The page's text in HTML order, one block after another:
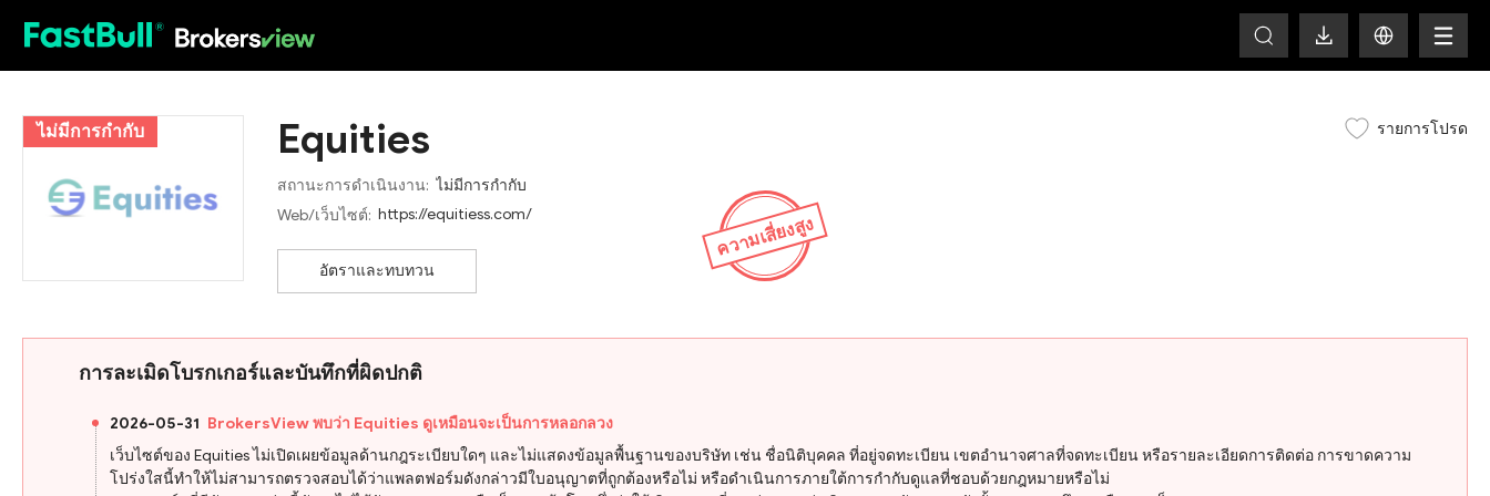
ไม่มีการกำกับ รายการโปรด
Equities
สถานะการดำเนินงาน: ไม่มีการกำกับ
Web/เว็บไซต์: https://equitiess.com/
อัตราและทบทวน
ความเสี่ยงสูง
การละเมิดโบรกเกอร์และบันทึกที่ผิดปกติ
2026-05-31 BrokersView พบว่า Equities ดูเหมือนจะเป็นการหลอกลวง
เว็บไซต์ของ Equities ไม่เปิดเผยข้อมูลด้านกฎระเบียบใดๆ และไม่แสดงข้อมูลพื้นฐานของบริษัท เช่น ชื่อนิติบุคคล ที่อยู่จดทะเบียน เขตอำนาจศาลที่จดทะเบียน หรือรายละเอียดการติดต่อ การขาดความ
โปร่งใสนี้ทำให้ไม่สามารถตรวจสอบได้ว่าแพลตฟอร์มดังกล่าวมีใบอนุญาตที่ถูกต้องหรือไม่ หรือดำเนินการภายใต้การกำกับดูแลที่ชอบด้วยกฎหมายหรือไม่